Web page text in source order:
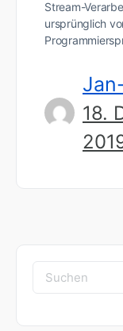
Stream-
ursprünglich
18.
Suchen
nach: